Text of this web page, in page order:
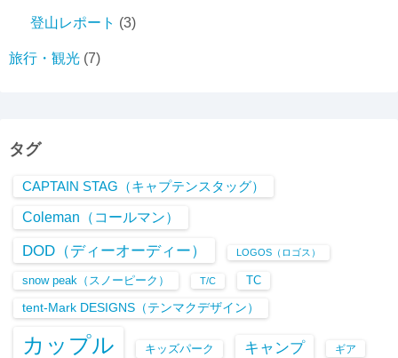
登山レポート (3)
旅行・観光 (7)
タグ
CAPTAIN STAG（キャプテンスタッグ）
Coleman（コールマン）
DOD（ディーオーディー） LOGOS（ロゴス）
snow peak（スノーピーク） T/C TC
tent-Mark DESIGNS（テンマクデザイン）
カップル キッズパーク キャンプ ギア